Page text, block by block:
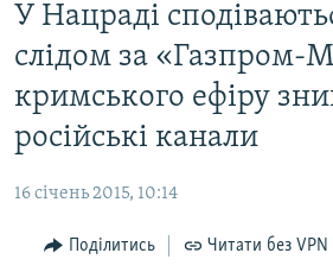
основного
матеріалу
до
основної
Перейти
пошуку
ВОДА.КРИМ
ПОЛІТИКА
ІНТЕРВ'Ю
У Нацраді
слідом за «Газпром-
кримського ефіру
російські канали
16 січень 2015, 10:14
Поділитись Читати без VPN